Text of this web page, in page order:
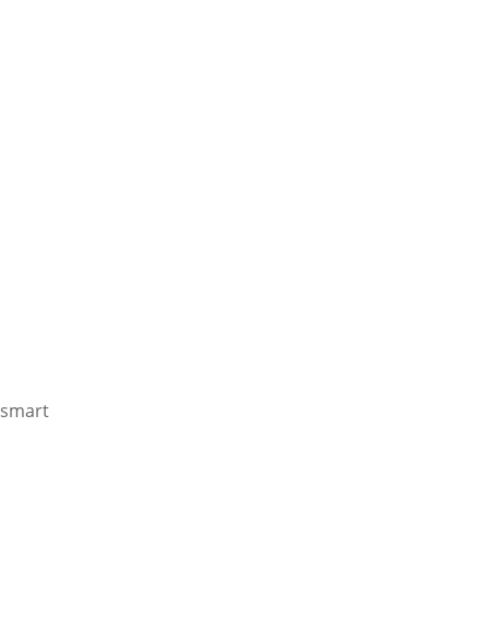
smart